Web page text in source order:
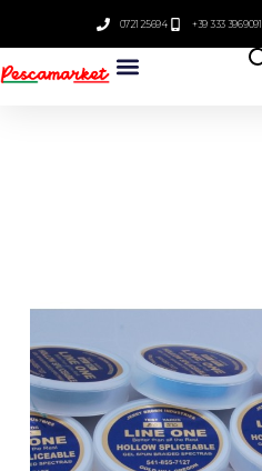
0721 25694 +39 333 3969091